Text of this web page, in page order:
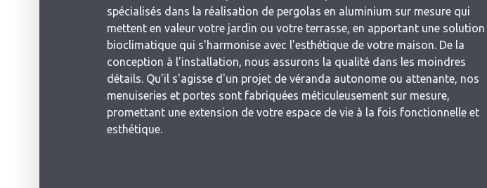
spécialisés dans la réalisation de pergolas en aluminium sur mesure qui
mettent en valeur votre jardin ou votre terrasse, en apportant une solution
bioclimatique qui s'harmonise avec l'esthétique de votre maison. De la
conception à l'installation, nous assurons la qualité dans les moindres
détails. Qu'il s'agisse d'un projet de véranda autonome ou attenante, nos
menuiseries et portes sont fabriquées méticuleusement sur mesure,
promettant une extension de votre espace de vie à la fois fonctionnelle et
esthétique.